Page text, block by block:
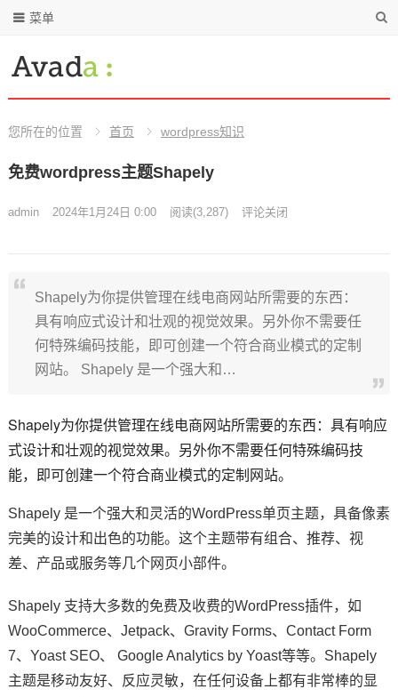
菜单
您所在的位置 首页 wordpress知识
免费wordpress主题Shapely
admin 2024年1月24日 0:00 阅读(3,287) 评论关闭
Shapely为你提供管理在线电商网站所需要的东西：
具有响应式设计和壮观的视觉效果。另外你不需要任
何特殊编码技能，即可创建一个符合商业模式的定制
网站。 Shapely 是一个强大和…
Shapely为你提供管理在线电商网站所需要的东西：具有响应
式设计和壮观的视觉效果。另外你不需要任何特殊编码技
能，即可创建一个符合商业模式的定制网站。
Shapely 是一个强大和灵活的WordPress单页主题，具备像素
完美的设计和出色的功能。这个主题带有组合、推荐、视
差、产品或服务等几个网页小部件。
Shapely 支持大多数的免费及收费的WordPress插件，如
WooCommerce、Jetpack、Gravity Forms、Contact Form
7、Yoast SEO、 Google Analytics by Yoast等等。Shapely
主题是移动友好、反应灵敏，在任何设备上都有非常棒的显